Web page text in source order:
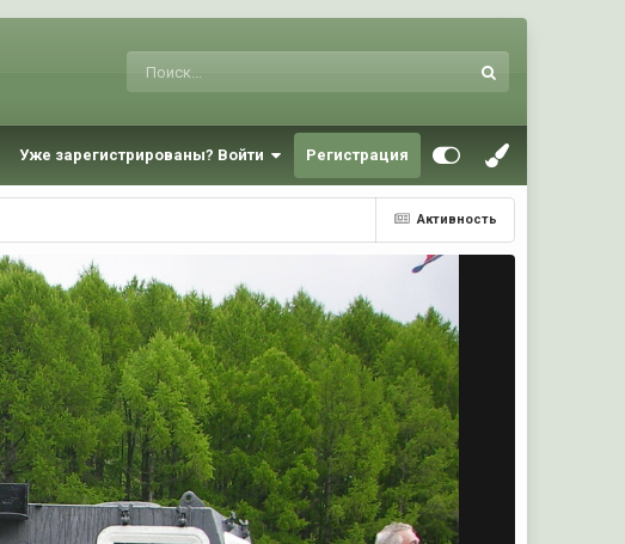
Уже зарегистрированы? Войти Регистрация
Активность